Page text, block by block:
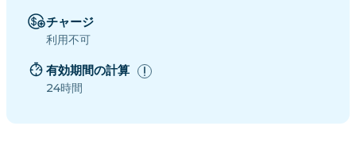
チャージ
利用不可
有効期間の計算
24時間